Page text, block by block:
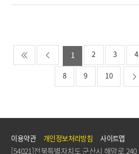
1 2 3 4
8 9 10
이용약관 개인정보처리방침 사이트맵
[54021]전북특별자치도 군산시 해망로 240